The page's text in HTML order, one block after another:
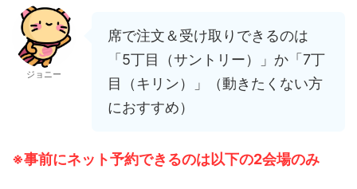
ジョニー
席で注文＆受け取りできるのは
「5丁目（サントリー）」か「7丁
目（キリン）」（動きたくない方
におすすめ）
※事前にネット予約できるのは以下の2会場のみ